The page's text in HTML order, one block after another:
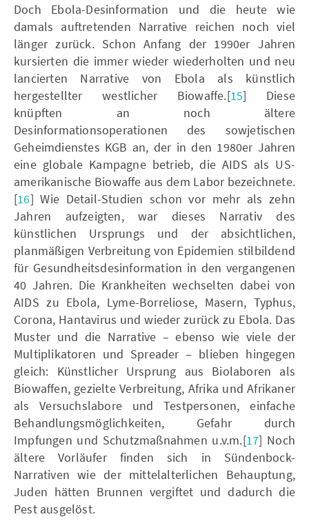
Doch Ebola-Desinformation und die heute wie
damals auftretenden Narrative reichen noch viel
länger zurück. Schon Anfang der 1990er Jahren
kursierten die immer wieder wiederholten und neu
lancierten Narrative von Ebola als künstlich
hergestellter westlicher Biowaffe.[15] Diese
knüpften an noch ältere
Desinformationsoperationen des sowjetischen
Geheimdienstes KGB an, der in den 1980er Jahren
eine globale Kampagne betrieb, die AIDS als US-
amerikanische Biowaffe aus dem Labor bezeichnete.
[16] Wie Detail-Studien schon vor mehr als zehn
Jahren aufzeigten, war dieses Narrativ des
künstlichen Ursprungs und der absichtlichen,
planmäßigen Verbreitung von Epidemien stilbildend
für Gesundheitsdesinformation in den vergangenen
40 Jahren. Die Krankheiten wechselten dabei von
AIDS zu Ebola, Lyme-Borreliose, Masern, Typhus,
Corona, Hantavirus und wieder zurück zu Ebola. Das
Muster und die Narrative – ebenso wie viele der
Multiplikatoren und Spreader – blieben hingegen
gleich: Künstlicher Ursprung aus Biolaboren als
Biowaffen, gezielte Verbreitung, Afrika und Afrikaner
als Versuchslabore und Testpersonen, einfache
Behandlungsmöglichkeiten, Gefahr durch
Impfungen und Schutzmaßnahmen u.v.m.[17] Noch
ältere Vorläufer finden sich in Sündenbock-
Narrativen wie der mittelalterlichen Behauptung,
Juden hätten Brunnen vergiftet und dadurch die
Pest ausgelöst.